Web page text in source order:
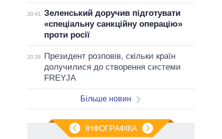
20:41
Зеленський доручив підготувати
«спеціальну санкційну операцію»
проти росії
20:39
Президент розповів, скільки країн
долучилися до створення системи
FREYJA
Більше новин
ІНФОГРАФІКА